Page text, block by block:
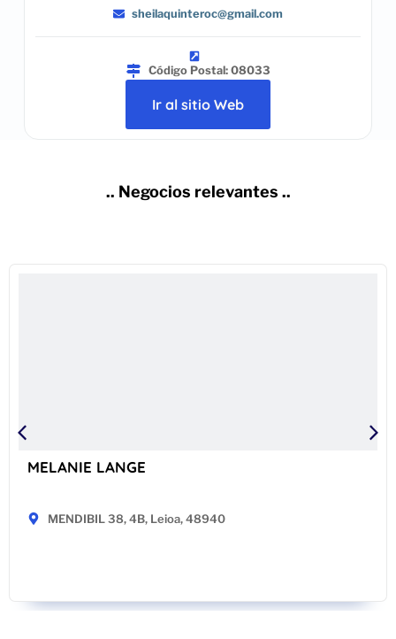
sheilaquinteroc@gmail.com
Código Postal: 08033
Ir al sitio Web
.. Negocios relevantes ..
MELANIE LANGE
MENDIBIL 38, 4B, Leioa, 48940